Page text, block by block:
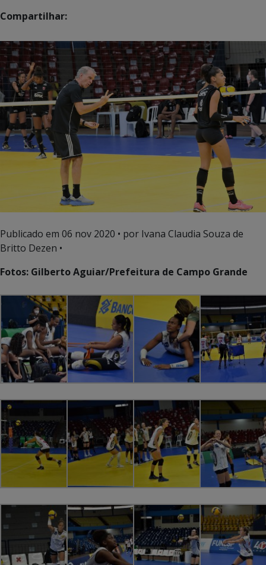
Compartilhar:
Publicado em 06 nov 2020 • por Ivana Claudia Souza de
Britto Dezen •
Fotos: Gilberto Aguiar/Prefeitura de Campo Grande